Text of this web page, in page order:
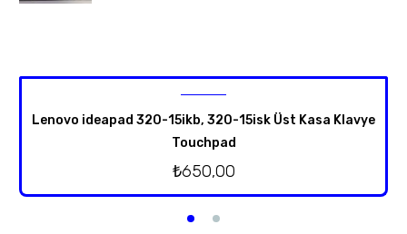
Lenovo ideapad 320-15ikb, 320-15isk Üst Kasa Klavye
Touchpad
₺650,00